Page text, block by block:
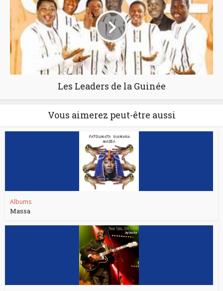
Les Leaders de la Guinée
Vous aimerez peut-être aussi
Albums
Massa